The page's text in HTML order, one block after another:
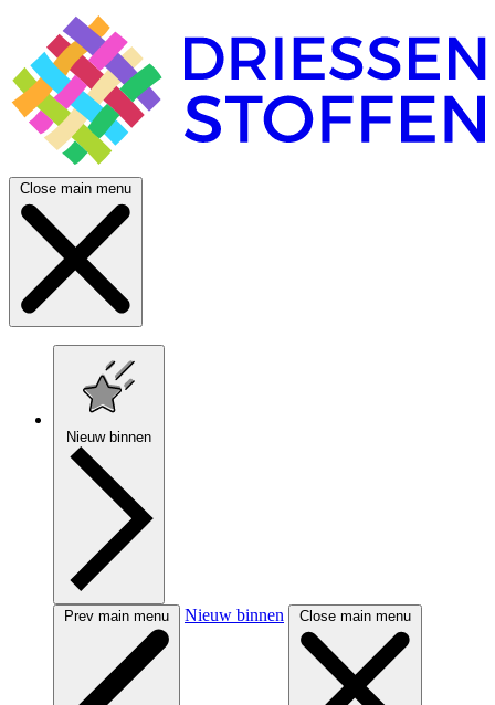
Close main menu
Nieuw binnen
Prev main menu Nieuw binnen Close main menu